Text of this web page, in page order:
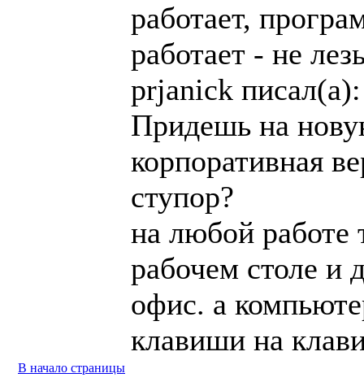
работает,
работает - не
prjanick писал(a):
Придешь на
корпоративная
ступор?
на любой работе
рабочем столе и
офис. а
клавиши на
В начало страницы